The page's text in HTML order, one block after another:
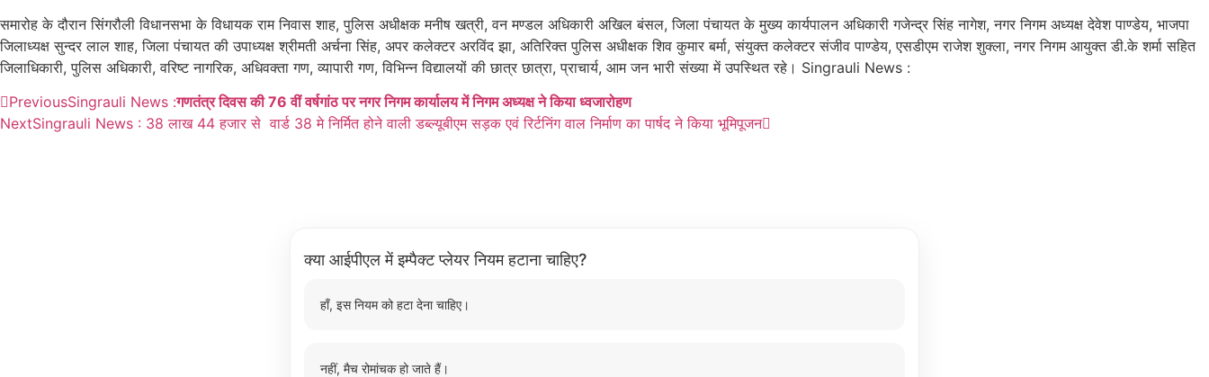
समारोह के दौरान सिंगरौली विधानसभा के विधायक राम निवास शाह, पुलिस अधीक्षक मनीष खत्री, वन मण्डल अधिकारी अखिल बंसल, जिला पंचायत के मुख्य कार्यपालन अधिकारी गजेन्द्र सिंह नागेश, नगर निगम अध्यक्ष देवेश पाण्डेय, भाजपा
जिलाध्यक्ष सुन्दर लाल शाह, जिला पंचायत की उपाध्यक्ष श्रीमती अर्चना सिंह, अपर कलेक्टर अरविंद झा, अतिरिक्त पुलिस अधीक्षक शिव कुमार बर्मा, संयुक्त कलेक्टर संजीव पाण्डेय, एसडीएम राजेश शुक्ला, नगर निगम आयुक्त डी.के शर्मा सहित
जिलाधिकारी, पुलिस अधिकारी, वरिष्ट नागरिक, अधिवक्ता गण, व्यापारी गण, विभिन्न विद्यालयों की छात्र छात्रा, प्राचार्य, आम जन भारी संख्या में उपस्थित रहे। Singrauli News :
PreviousSingrauli News :गणतंत्र दिवस की 76 वीं वर्षगांठ पर नगर निगम कार्यालय में निगम अध्यक्ष ने किया ध्वजारोहण
NextSingrauli News : 38 लाख 44 हजार से वार्ड 38 मे निर्मित होने वाली डब्ल्यूबीएम सड़क एवं रिर्टनिंग वाल निर्माण का पार्षद ने किया भूमिपूजन
क्या आईपीएल में इम्पैक्ट प्लेयर नियम हटाना चाहिए?
हाँ, इस नियम को हटा देना चाहिए।
नहीं, मैच रोमांचक हो जाते हैं।